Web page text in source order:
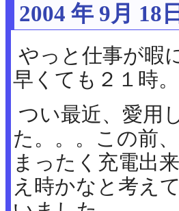
2004 年 9月 18
やっと仕事が暇
早くても２１時
つい最近、愛用
た。。。この前
まったく充電出
え時かなと考え